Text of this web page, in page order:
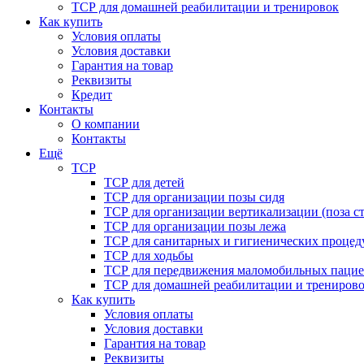
ТСР для домашней реабилитации и тренировок
Как купить
Условия оплаты
Условия доставки
Гарантия на товар
Реквизиты
Кредит
Контакты
О компании
Контакты
Ещё
ТСР
ТСР для детей
ТСР для организации позы сидя
ТСР для организации вертикализации (поза
ТСР для организации позы лежа
ТСР для санитарных и гигиенических
ТСР для ходьбы
ТСР для передвижения маломобильных
ТСР для домашней реабилитации и
Как купить
Условия оплаты
Условия доставки
Гарантия на товар
Реквизиты